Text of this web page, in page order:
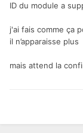
ID du module a
j'ai fais comme ça
il n’apparaisse plus
mais attend la